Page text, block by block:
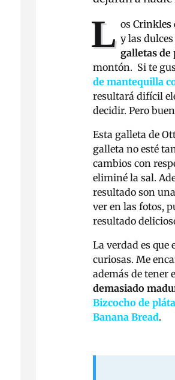
L osCrinkles
y las
galletas de
montón. Si te
de mantequilla
resultará difícil
decidir. Pero
Esta galleta de
galleta no esté
cambios con
eliminé la sal.
resultado son
ver en las fotos,
resultado
La verdad es que
curiosas. Me
además de tener
demasiado
Bizcocho de
Banana Bread.